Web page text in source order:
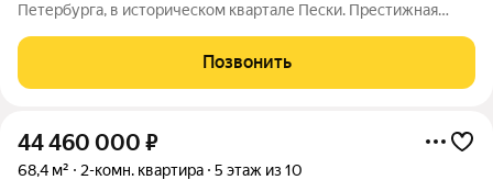
Петербурга, в историческом квартале Пески. Престижная
"Гильдия" создана продуманная внутренняя инфраструктура
для полноценного отдыха и работы.
Позвонить
44 460 000 ₽
68,4 м² 2-комн. квартира 5 этаж из 10